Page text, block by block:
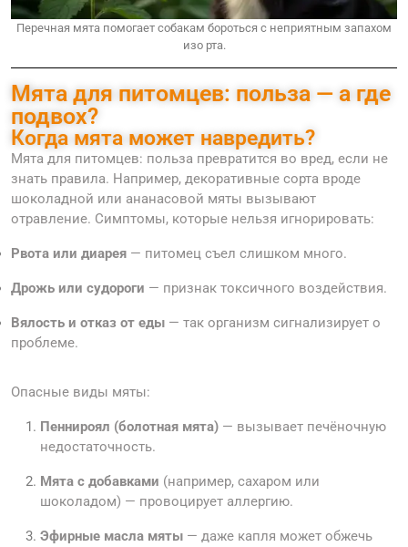
Перечная мята помогает собакам бороться с неприятным запахом
изо рта.
Мята для питомцев: польза — а где
подвох?
Когда мята может навредить?
Мята для питомцев: польза превратится во вред, если не
знать правила. Например, декоративные сорта вроде
шоколадной или ананасовой мяты вызывают
отравление. Симптомы, которые нельзя игнорировать:
Рвота или диарея — питомец съел слишком много.
Дрожь или судороги — признак токсичного воздействия.
Вялость и отказ от еды — так организм сигнализирует о
проблеме.
Опасные виды мяты:
Пеннироял (болотная мята) — вызывает печёночную
недостаточность.
Мята с добавками (например, сахаром или
шоколадом) — провоцирует аллергию.
Эфирные масла мяты — даже капля может обжечь